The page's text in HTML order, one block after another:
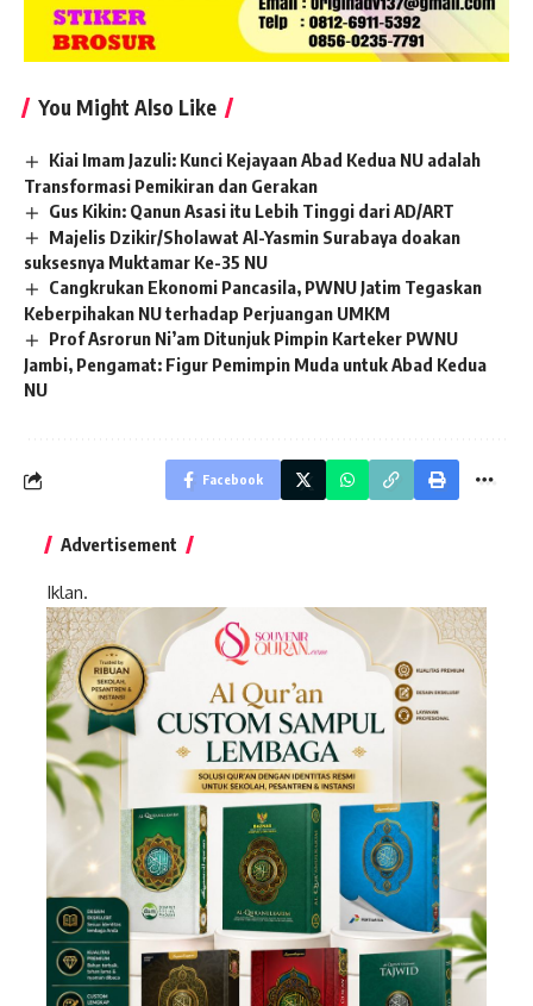
You Might Also Like
Kiai Imam Jazuli: Kunci Kejayaan Abad Kedua NU adalah
Transformasi Pemikiran dan Gerakan
Gus Kikin: Qanun Asasi itu Lebih Tinggi dari AD/ART
Majelis Dzikir/Sholawat Al-Yasmin Surabaya doakan
suksesnya Muktamar Ke-35 NU
Cangkrukan Ekonomi Pancasila, PWNU Jatim Tegaskan
Keberpihakan NU terhadap Perjuangan UMKM
Prof Asrorun Ni’am Ditunjuk Pimpin Karteker PWNU
Jambi, Pengamat: Figur Pemimpin Muda untuk Abad Kedua
NU
Facebook
Advertisement
Iklan.